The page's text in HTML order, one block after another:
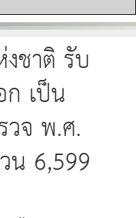
ชาติ รับ
เป็น
วจ พ.ศ.
น 6,599